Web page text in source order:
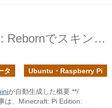
Minecraft: Pi Edition: Rebornでスキンを変更してみた
タ Ubuntu・Raspberry Pi
が自動生成した概要 **/
は、Minecraft: Pi Edition: